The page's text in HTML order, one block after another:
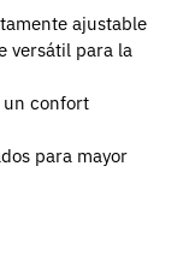
ajustable
versátil para la
un confort
para mayor